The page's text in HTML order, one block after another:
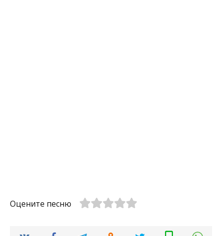
Оцените песню